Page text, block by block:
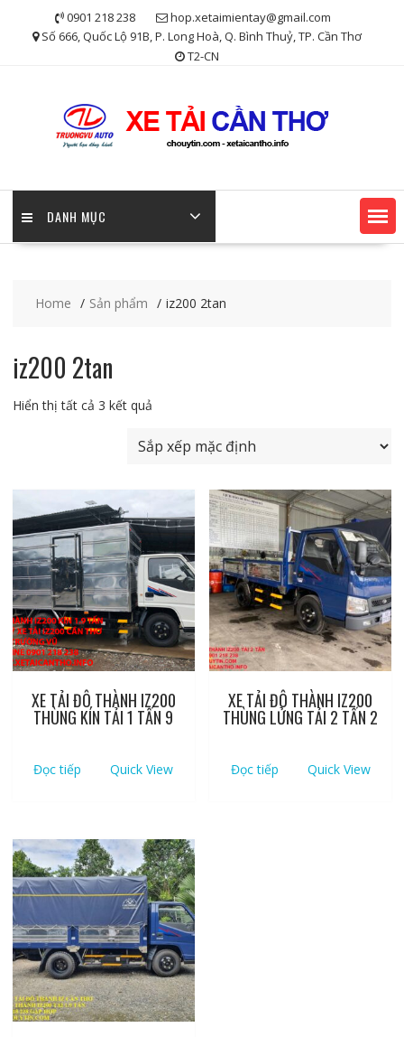
0901 218 238
hop.xetaimientay@gmail.com
Số 666, Quốc Lộ 91B, P. Long Hoà, Q. Bình Thuỷ, TP. Cần Thơ
T2-CN
DANH MỤC
Home Sản phẩm iz200 2tan
iz200 2tan
Hiển thị tất cả 3 kết quả
XE TẢI ĐÔ THÀNH IZ200
THÙNG KÍN TẢI 1 TẤN 9
Đọc tiếp Quick View
XE TẢI ĐÔ THÀNH IZ200
THÙNG LỬNG TẢI 2 TẤN 2
Đọc tiếp Quick View